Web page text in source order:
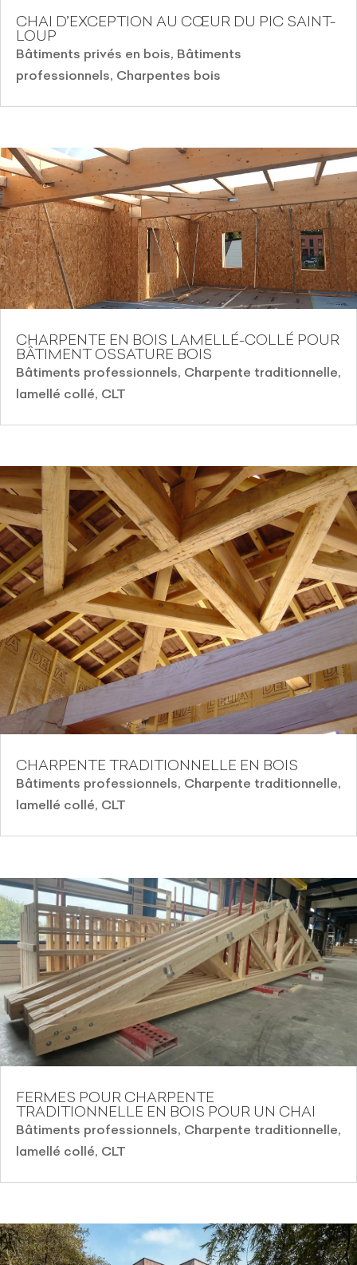
CHAI D’EXCEPTION AU CŒUR DU PIC SAINT-
LOUP
Bâtiments privés en bois, Bâtiments
professionnels, Charpentes bois
CHARPENTE EN BOIS LAMELLÉ-COLLÉ POUR
BÂTIMENT OSSATURE BOIS
Bâtiments professionnels, Charpente traditionnelle,
lamellé collé, CLT
CHARPENTE TRADITIONNELLE EN BOIS
Bâtiments professionnels, Charpente traditionnelle,
lamellé collé, CLT
FERMES POUR CHARPENTE
TRADITIONNELLE EN BOIS POUR UN CHAI
Bâtiments professionnels, Charpente traditionnelle,
lamellé collé, CLT